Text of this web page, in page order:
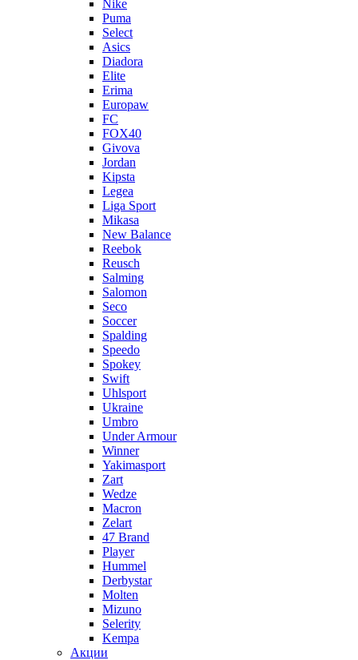
Nike
Puma
Select
Asics
Diadora
Elite
Erima
Europaw
FC
FOX40
Givova
Jordan
Kipsta
Legea
Liga Sport
Mikasa
New Balance
Reebok
Reusch
Salming
Salomon
Seco
Soccer
Spalding
Speedo
Spokey
Swift
Uhlsport
Ukraine
Umbro
Under Armour
Winner
Yakimasport
Zart
Wedze
Macron
Zelart
47 Brand
Player
Hummel
Derbystar
Molten
Mizuno
Selerity
Kempa
Акции